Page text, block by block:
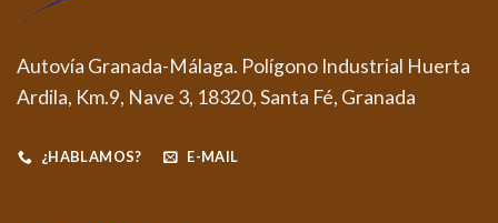
Autovía Granada-Málaga. Polígono Industrial Huerta
Ardila, Km.9, Nave 3, 18320, Santa Fé, Granada
¿HABLAMOS? E-MAIL